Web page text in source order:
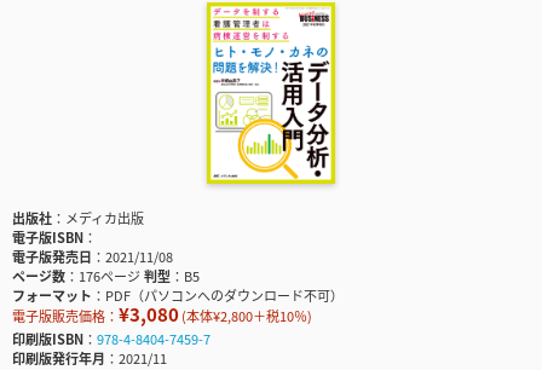
出版社
メディカ出版
電子版ISBN
電子版発売日
2021/11/08
ページ数
176ページ判型
B5
フォーマット
PDF（パソコンへのダウンロード不可）
電子版販売価格： ¥3,080(本体¥2,800＋税10％)
印刷版ISBN
978-4-8404-7459-7
印刷版発行年月
2021/11